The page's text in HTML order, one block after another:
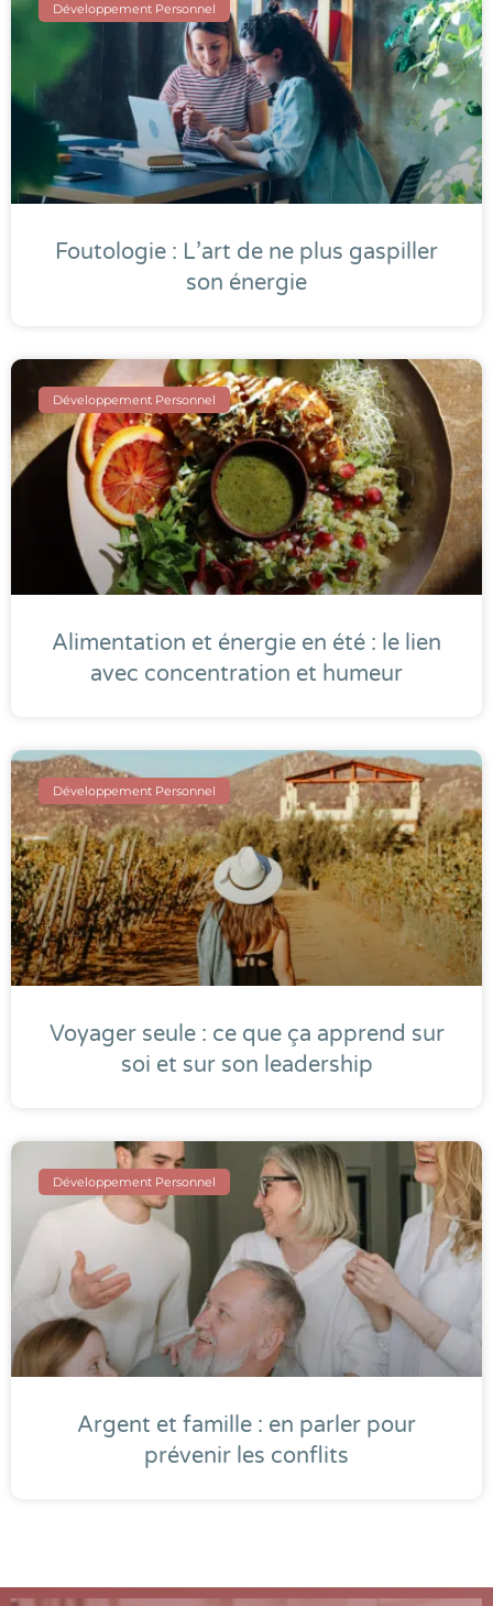
Développement Personnel
Foutologie : L’art de ne plus gaspiller
son énergie
Développement Personnel
Alimentation et énergie en été : le lien
avec concentration et humeur
Développement Personnel
Voyager seule : ce que ça apprend sur
soi et sur son leadership
Développement Personnel
Argent et famille : en parler pour
prévenir les conflits